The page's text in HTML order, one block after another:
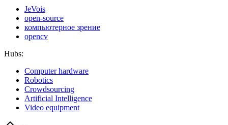
JeVois
open-source
компьютерное зрение
opencv
Hubs:
Computer hardware
Robotics
Crowdsourcing
Artificial Intelligence
Video equipment